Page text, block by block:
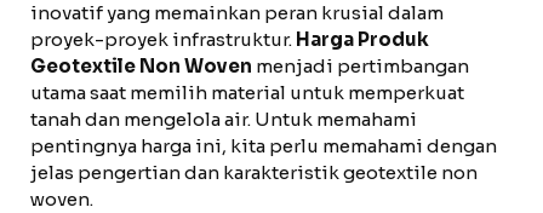
inovatif yang memainkan peran krusial dalam
proyek-proyek infrastruktur. Harga Produk
Geotextile Non Woven menjadi pertimbangan
utama saat memilih material untuk memperkuat
tanah dan mengelola air. Untuk memahami
pentingnya harga ini, kita perlu memahami dengan
jelas pengertian dan karakteristik geotextile non
woven.